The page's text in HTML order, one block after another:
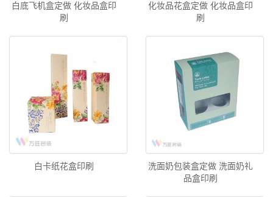
白底飞机盒定做 化妆品盒印
刷
化妆品花盒定做 化妆品盒印
刷
白卡纸花盒印刷
洗面奶包装盒定做 洗面奶礼
品盒印刷